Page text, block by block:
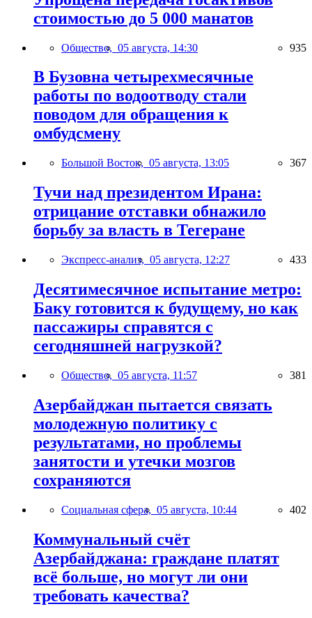
стоимостью до 5 000 манатов
Общество, 05 августа, 14:30 935
В Бузовна четырехмесячные
работы по водоотводу стали
поводом для обращения к
омбудсмену
Большой Восток, 05 августа, 13:05 367
Тучи над президентом Ирана:
отрицание отставки обнажило
борьбу за власть в Тегеране
Экспресс-анализ, 05 августа, 12:27 433
Десятимесячное испытание метро:
Баку готовится к будущему, но как
пассажиры справятся с
сегодняшней нагрузкой?
Общество, 05 августа, 11:57 381
Азербайджан пытается связать
молодежную политику с
результатами, но проблемы
занятости и утечки мозгов
сохраняются
Социальная сфера, 05 августа, 10:44 402
Коммунальный счёт
Азербайджана: граждане платят
всё больше, но могут ли они
требовать качества?